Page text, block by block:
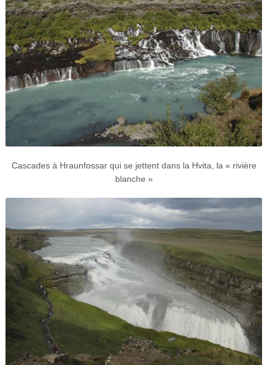
Cascades à Hraunfossar qui se jettent dans la Hvita, la « rivière
blanche »